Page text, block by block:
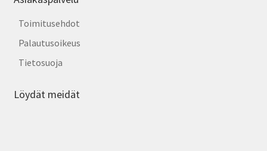
Toimitusehdot
Palautusoikeus
Tietosuoja
Löydät meidät